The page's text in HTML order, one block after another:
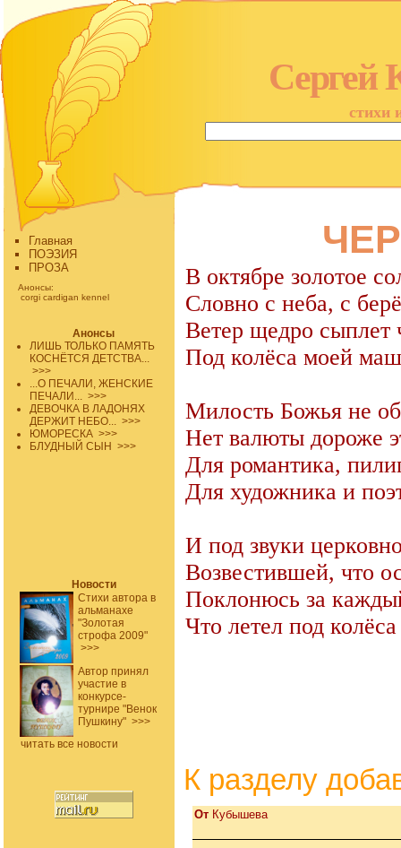
Сергей
стихи
Главная
ПОЭЗИЯ
ПРОЗА
Анонсы:
corgi cardigan kennel
Анонсы
ЛИШЬ ТОЛЬКО ПАМЯТЬ
КОСНЁТСЯ ДЕТСТВА...
>>>
...О ПЕЧАЛИ, ЖЕНСКИЕ
ПЕЧАЛИ... >>>
ДЕВОЧКА В ЛАДОНЯХ
ДЕРЖИТ НЕБО... >>>
ЮМОРЕСКА >>>
БЛУДНЫЙ СЫН >>>
Новости
Стихи автора в
альманахе
"Золотая
строфа 2009"
>>>
Автор принял
участие в
конкурсе-
турнире "Венок
Пушкину" >>>
читать все новости
В октябре золотое
Словно с неба, с
Ветер щедро сыплет
Под колёса моей
Милость Божья не
Нет валюты дороже
Для романтика,
Для художника и
И под звуки
Возвестившей, что
Поклонюсь за
Что летел под
К разделу
От Кубышева